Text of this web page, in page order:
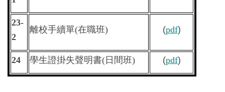
23-
2
離校手續單(在職班) (pdf)
24 學生證掛失聲明書(日間班) (pdf)